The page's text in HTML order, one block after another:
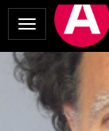
Mostrar
Menú